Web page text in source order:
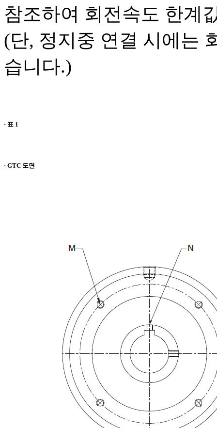
참조하여 회전속도 한계
(단, 정지중 연결 시에는
습니다.)
· 표 1
· GTC 도면